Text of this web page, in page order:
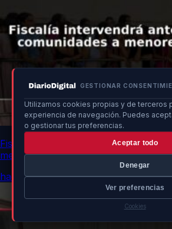
GESTIONAR
Utilizamos cookies propias y de terceros
experiencia de navegación. Puedes
o gestionar tus preferencias.
Aceptar todo
Denegar
Ver preferencias
Cookies
Fiscalía intervendrá ante rechazo de
menores en Ceuta
hace 3 min